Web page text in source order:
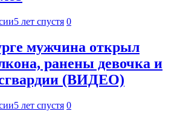
5 лет спустя 0
мужчина открыл
ранены девочка и
(ВИДЕО)
5 лет спустя 0